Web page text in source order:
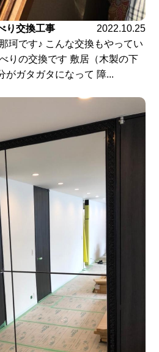
り交換工事
2022.10.25
珂です♪ こんな交換もやってい
りの交換です 敷居（木製の下
がガタガタになって 障...